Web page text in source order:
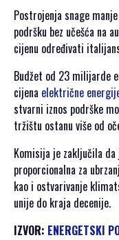
DRUŠTVENI
DOGAĐAJI
HERCEGOVAČKA
VEČERA
AFTER PARTI
IZLETI
NOVOSTI
KONTAKT
PRIJAVA
ZA
Postrojenja snage
podršku bez učešća na
cijenu određivati
Budžet od 23 milijarde
cijena električne
stvarni iznos podrške
tržištu ostanu više od
Komisija je zaključila
proporcionalna za
kao i ostvarivanje
unije do kraja decenije.
IZVOR: ENERGETSKI